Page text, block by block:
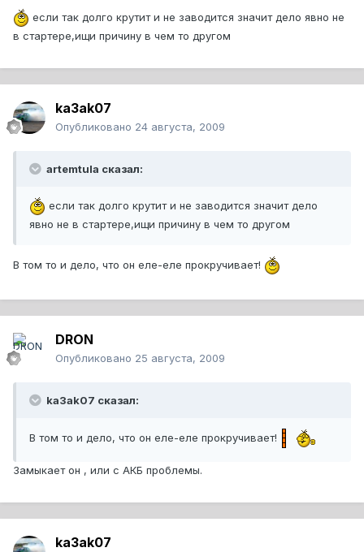
если так долго крутит и не заводится значит дело явно не
в стартере,ищи причину в чем то другом
ka3ak07
Опубликовано 24 августа, 2009
artemtula сказал:
если так долго крутит и не заводится значит дело
явно не в стартере,ищи причину в чем то другом
В том то и дело, что он еле-еле прокручивает!
DRON
Опубликовано 25 августа, 2009
ka3ak07 сказал:
В том то и дело, что он еле-еле прокручивает!
Замыкает он , или с АКБ проблемы.
ka3ak07